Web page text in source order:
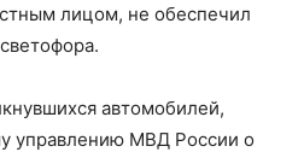
лицом, не обеспечил
автомобилей,
управлению МВД России о